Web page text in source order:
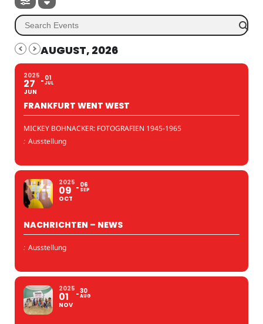
AUGUST, 2026
2025
27
JUN
01
JUL
FRANKFURT WENT WEST
MICKEY BOHNACKER: FOTOGRAFIEN 1945-1965
: Ausstellung
2025
09
OCT
06
SEP
NACHRICHTEN – NEWS
: Ausstellung
2025
01
NOV
30
AUG